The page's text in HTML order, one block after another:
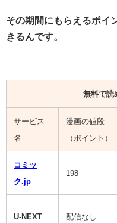
その期間にもらえるポイ
きるんです。
無料で読
サービス
名
漫画の値段
（ポイント）
コミッ
ク.jp
198
U-NEXT 配信なし